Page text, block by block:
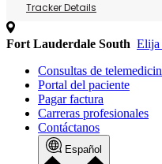
Tracker Details
Fort Lauderdale South Elija
Consultas de
Portal del paciente
Pagar factura
Carreras profesionales
Contáctanos
Español